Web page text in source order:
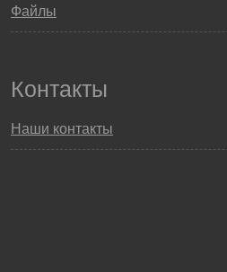
Файлы
Контакты
Наши контакты